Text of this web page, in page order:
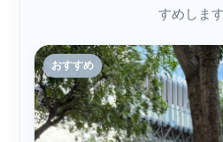
すめします
おすすめ